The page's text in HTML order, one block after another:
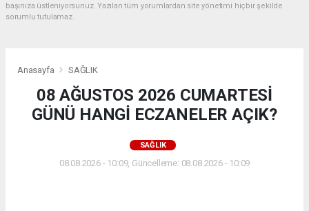
başınıza üstleniyorsunuz. Yazılan tüm yorumlardan site yönetimi hiçbir şekilde
sorumlu tutulamaz.
Anasayfa SAĞLIK
08 AĞUSTOS 2026 CUMARTESİ
GÜNÜ HANGİ ECZANELER AÇIK?
SAĞLIK
08.08.2026 - 10:09, Güncelleme: 08.08.2026 - 10:09